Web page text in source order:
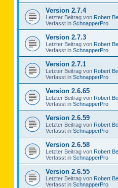
Version 2.7.4
Letzter Beitrag von Robert
Verfasst in SchnapperPro
Version 2.7.3
Letzter Beitrag von Robert
Verfasst in SchnapperPro
Version 2.7.1
Letzter Beitrag von Robert
Verfasst in SchnapperPro
Version 2.6.65
Letzter Beitrag von Robert
Verfasst in SchnapperPro
Version 2.6.59
Letzter Beitrag von Robert
Verfasst in SchnapperPro
Version 2.6.58
Letzter Beitrag von Robert
Verfasst in SchnapperPro
Version 2.6.55
Letzter Beitrag von Robert
Verfasst in SchnapperPro